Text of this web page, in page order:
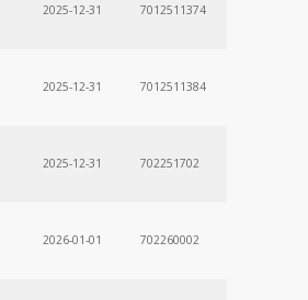
2025-12-31 7012511374
2025-12-31 7012511384
2025-12-31 702251702
2026-01-01 702260002